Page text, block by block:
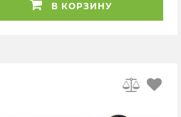
В КОРЗИНУ